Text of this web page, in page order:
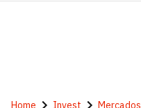
Home Invest Mercados